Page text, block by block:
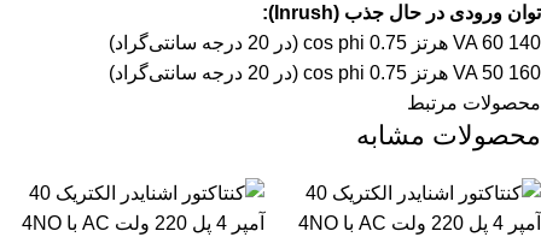
توان ورودی در حال جذب (Inrush):
140 VA 60 هرتز cos phi 0.75 (در 20 درجه سانتی‌گراد)
160 VA 50 هرتز cos phi 0.75 (در 20 درجه سانتی‌گراد)
محصولات مرتبط
محصولات مشابه